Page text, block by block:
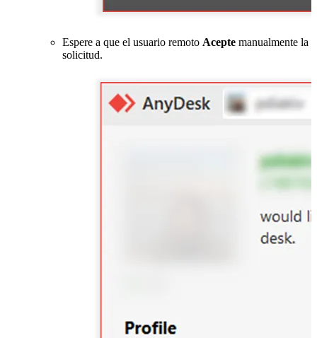
Espere a que el usuario remoto Acepte manualmente la
solicitud.